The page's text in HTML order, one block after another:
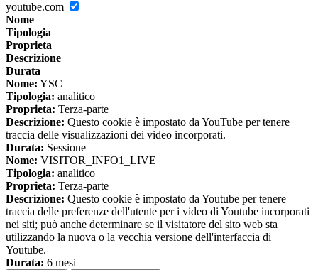
youtube.com
Nome
Tipologia
Proprieta
Descrizione
Durata
Nome: YSC
Tipologia: analitico
Proprieta: Terza-parte
Descrizione: Questo cookie è impostato da YouTube per tenere
traccia delle visualizzazioni dei video incorporati.
Durata: Sessione
Nome: VISITOR_INFO1_LIVE
Tipologia: analitico
Proprieta: Terza-parte
Descrizione: Questo cookie è impostato da Youtube per tenere
traccia delle preferenze dell'utente per i video di Youtube incorporati
nei siti; può anche determinare se il visitatore del sito web sta
utilizzando la nuova o la vecchia versione dell'interfaccia di
Youtube.
Durata: 6 mesi